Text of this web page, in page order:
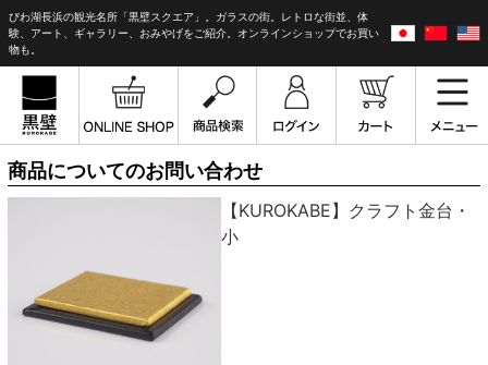
びわ湖長浜の観光名所「黒壁スクエア」。ガラスの街。レトロな街並、体
験、アート、ギャラリー、おみやげをご紹介。オンラインショップでお買い
物も。
商品についてのお問い合わせ
【KUROKABE】クラフト金台・
小